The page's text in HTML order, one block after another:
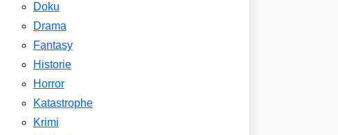
Doku
Drama
Fantasy
Historie
Horror
Katastrophe
Krimi